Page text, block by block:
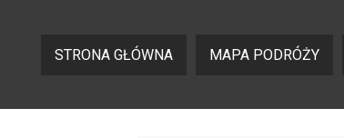
STRONA GŁÓWNA MAPA PODRÓŻY